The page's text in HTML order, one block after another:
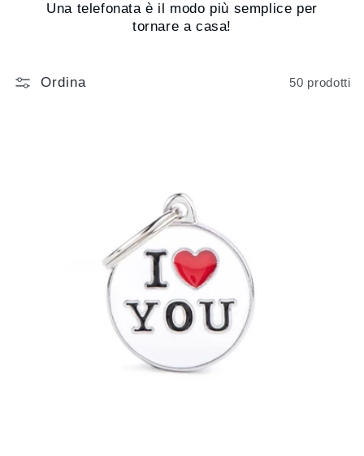
Una telefonata è il modo più semplice per
tornare a casa!
Ordina 50 prodotti